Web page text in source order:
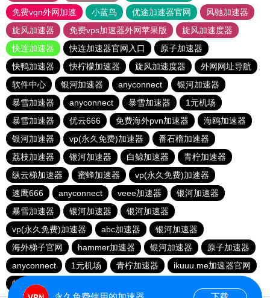
免费vqn外网加速
小蓝鸟 优途加速器官网
风驰加速器
旋风加速器
免费vps加速器外网苹果版
旋风加速度器
快连加速器
快连加速器官网入口
原子加速器
快鸭加速器
快柠檬加速器 旋风加速度器
外网网址导航
软件中心
银河加速器 anyconnect
银河加速器
暴雪加速器
anyconnect 暴雪加速器
1元机场
暴雪加速器
优云666 免费海外pvn加速器
海鸥加速器
银河加速器
vp(永久免费)加速器
番石榴加速器
荔枝加速器
银河加速器 白鲸加速器
青柠加速器
纵云梯加速器
蜜蜂加速器
vp(永久免费)加速器
速鹰666
anyconnect veee加速器
银河加速器
暴雪加速器
银河加速器
银河加速器
vp(永久免费)加速器
abc加速器
银河加速器
海外梯子官网
hammer加速器 银河加速器
原子加速器
anyconnect
1元机场 青柠加速器
ikuuu.me加速器官网
蚂蚁加速器